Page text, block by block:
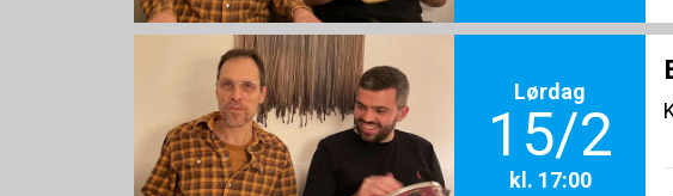
Lørdag
15/2
kl. 17:00